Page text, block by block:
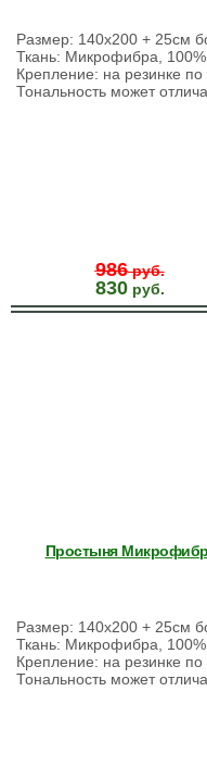
Размер: 140х200 + 25см
Ткань: Микрофибра,
Крепление: на резинке
Тональность может
986руб.
830руб.
Простыня
Размер: 140х200 + 25см
Ткань: Микрофибра,
Крепление: на резинке
Тональность может